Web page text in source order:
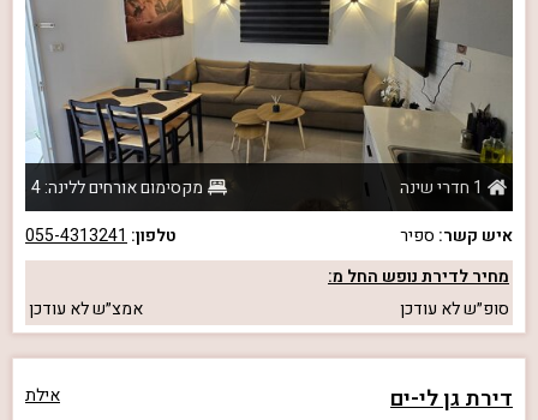
1 חדרי שינה
מקסימום אורחים ללינה: 4
איש קשר: ספיר טלפון: 055-4313241
מחיר לדירת נופש החל מ:
סופ״שלא עודכן אמצ״שלא עודכן
דירת גן לי-ים אילת